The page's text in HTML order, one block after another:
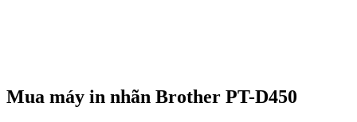
Mua máy in nhãn Brother PT-D450